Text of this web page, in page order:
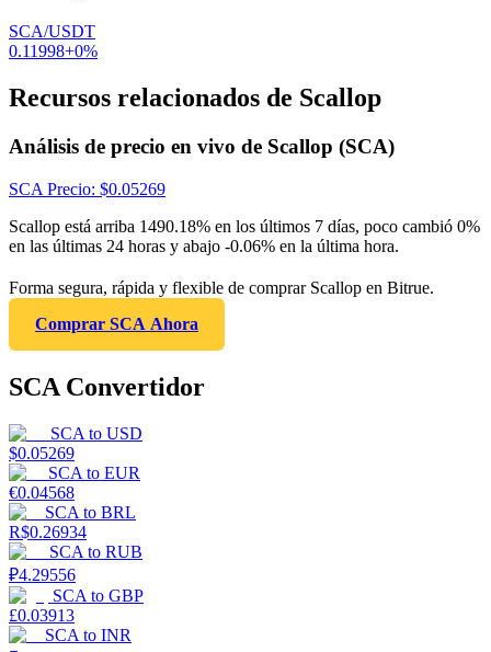
SCA/USDT
0.11998+0%
Recursos relacionados de Scallop
Análisis de precio en vivo de Scallop (SCA)
SCA Precio: $0.05269
Scallop está arriba 1490.18% en los últimos 7 días, poco cambió 0%
en las últimas 24 horas y abajo -0.06% en la última hora.
Forma segura, rápida y flexible de comprar Scallop en Bitrue.
Comprar SCA Ahora
SCA Convertidor
SCA to USD
$0.05269
SCA to EUR
€0.04568
SCA to BRL
R$0.26934
SCA to RUB
₽4.29556
SCA to GBP
£0.03913
SCA to INR